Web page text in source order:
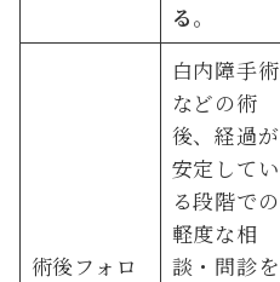
る。
術後フォロ
白内障手術
などの術
後、経過が
安定してい
る段階での
軽度な相
談・問診を